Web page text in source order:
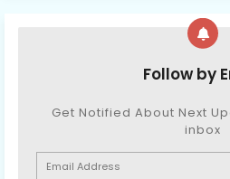
Follow by
Get Notified About Next
inbox